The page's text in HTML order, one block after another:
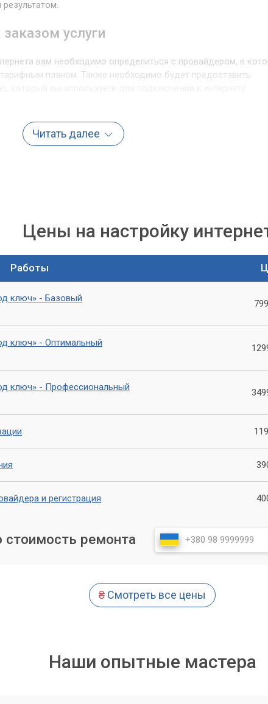
услуги
вам необходимо определиться с провайдером, к
планом. Также необходимо будет предоставить
помогут решить все ваши проблемы и
Читать далее
Цены на настройку
Работы
ключ» - Базовый
ключ» - Оптимальный
ключ» - Профессиональный
и регистрация
стоимость ремонта
₴ Смотреть все цены
Наши опытные мастера